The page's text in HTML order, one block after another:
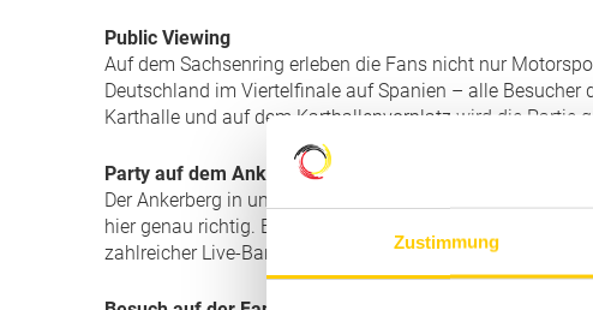
Zustimmung
Public Viewing
Auf dem Sachsenring erleben die Fans nicht nur
Deutschland im Viertelfinale auf Spanien – alle Besucher
Karthalle und auf dem Karthallenvorplatz wird die Partie
Party auf dem Ankerberg
Der Ankerberg in unmittelbarer Nähe des Sachsenrings
hier genau richtig. Ein Besuch des Ankerberg-Festivals
zahlreicher Live-Bands und DJs die Nacht zum Tag.